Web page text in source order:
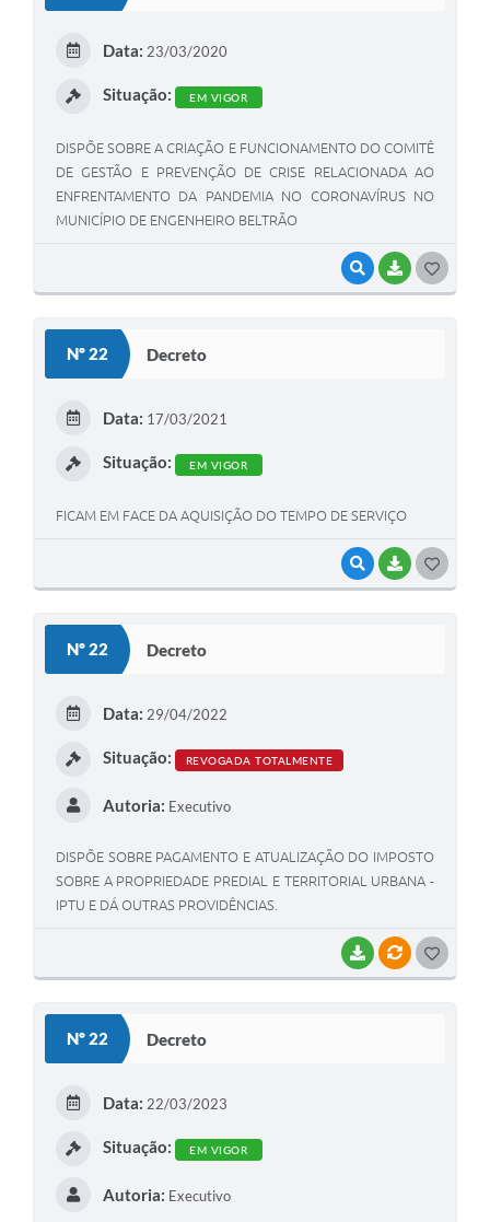
Arquivos para Download
Contas Públicas
Serviços Online
Telefones Úteis
Transparência
Contato
VISUALIZAR
BAIXAR
Data: 23/03/2020
Situação: EM VIGOR
DISPÕE SOBRE A CRIAÇÃO E FUNCIONAMENTO DO COMITÊ
DE GESTÃO E PREVENÇÃO DE CRISE RELACIONADA AO
ENFRENTAMENTO DA PANDEMIA NO CORONAVÍRUS NO
MUNICÍPIO DE ENGENHEIRO BELTRÃO
Nº 22 Decreto
VISUALIZAR
BAIXAR
Data: 17/03/2021
Situação: EM VIGOR
FICAM EM FACE DA AQUISIÇÃO DO TEMPO DE SERVIÇO
Nº 22 Decreto
BAIXARVÍNCULOS
Data: 29/04/2022
Situação: REVOGADA TOTALMENTE
Autoria: Executivo
DISPÕE SOBRE PAGAMENTO E ATUALIZAÇÃO DO IMPOSTO
SOBRE A PROPRIEDADE PREDIAL E TERRITORIAL URBANA -
IPTU E DÁ OUTRAS PROVIDÊNCIAS.
Nº 22 Decreto
Data: 22/03/2023
Situação: EM VIGOR
Autoria: Executivo